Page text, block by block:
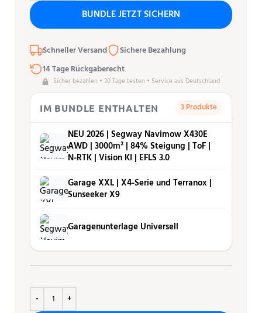
BUNDLE JETZT SICHERN
Schneller Versand
Sichere Bezahlung
14 Tage Rückgaberecht
Sicher bezahlen • 30 Tage testen • Service aus Deutschland
IM BUNDLE ENTHALTEN 3 Produkte
NEU 2026 | Segway Navimow X430E
AWD | 3000m² | 84% Steigung | ToF |
N-RTK | Vision KI | EFLS 3.0
Garage XXL | X4-Serie und Terranox |
Sunseeker X9
Garagenunterlage Universell